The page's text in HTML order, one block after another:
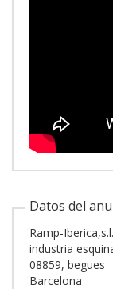
Datos del
Ramp-Iberica,s.l.
industria
08859, begues
Barcelona